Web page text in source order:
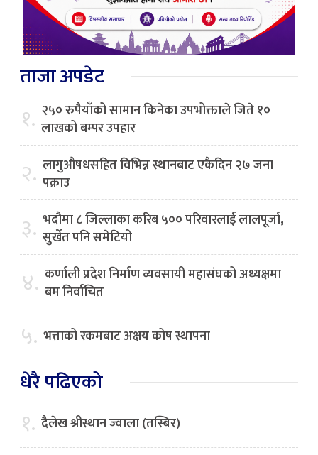
ताजा अपडेट
१. २५० रुपैयाँको सामान किनेका उपभोक्ताले जिते १०
लाखको बम्पर उपहार
२. लागुऔषधसहित विभिन्न स्थानबाट एकैदिन २७ जना
पक्राउ
३. भदौमा ८ जिल्लाका करिब ५०० परिवारलाई लालपूर्जा,
सुर्खेत पनि समेटियो
४. कर्णाली प्रदेश निर्माण व्यवसायी महासंघको अध्यक्षमा
बम निर्वाचित
५. भत्ताको रकमबाट अक्षय कोष स्थापना
धेरै पढिएको
१. दैलेख श्रीस्थान ज्वाला (तस्बिर)